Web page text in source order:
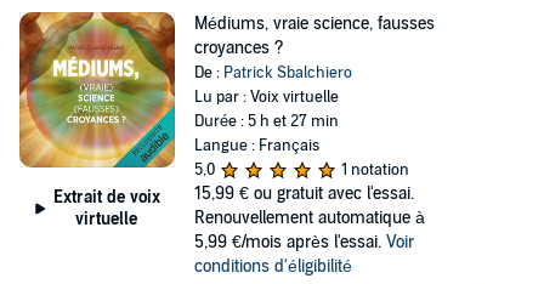
Extrait de voix
virtuelle
Médiums, vraie science, fausses
croyances ?
De : Patrick Sbalchiero
Lu par : Voix virtuelle
Durée : 5 h et 27 min
Langue : Français
5,0
1 notation
15,99 € ou gratuit avec l'essai.
Renouvellement automatique à
5,99 €/mois après l'essai. Voir
conditions d'éligibilité